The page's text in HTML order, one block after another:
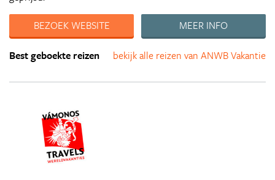
BEZOEK WEBSITE
MEER INFO
bekijk alle reizen van ANWB Vakantie
Best geboekte reizen